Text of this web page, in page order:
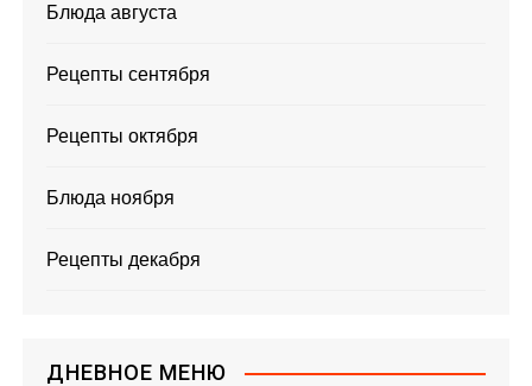
Блюда августа
Рецепты сентября
Рецепты октября
Блюда ноября
Рецепты декабря
ДНЕВНОЕ МЕНЮ